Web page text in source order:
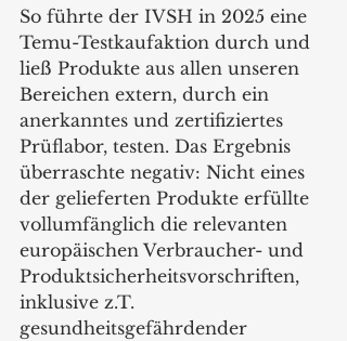
So führte der IVSH in 2025 eine
Temu-Testkaufaktion durch und
ließ Produkte aus allen unseren
Bereichen extern, durch ein
anerkanntes und zertifiziertes
Prüflabor, testen. Das Ergebnis
überraschte negativ: Nicht eines
der gelieferten Produkte erfüllte
vollumfänglich die relevanten
europäischen Verbraucher- und
Produktsicherheitsvorschriften,
inklusive z.T.
gesundheitsgefährdender